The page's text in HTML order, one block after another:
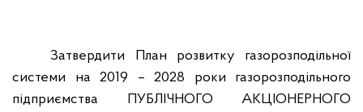
Затвердити План розвитку газорозподільної
системи на 2019 – 2028 роки газорозподільного
підприємства ПУБЛІЧНОГО АКЦІОНЕРНОГО